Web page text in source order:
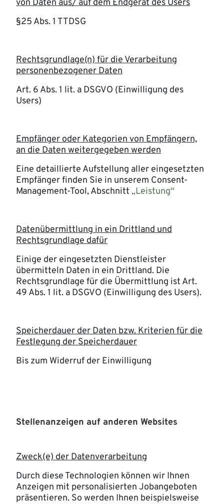
von Daten aus/ auf dem Endgerät des Users
§25 Abs. 1 TTDSG
Rechtsgrundlage(n) für die Verarbeitung
personenbezogener Daten
Art. 6 Abs. 1 lit. a DSGVO (Einwilligung des
Users)
Empfänger oder Kategorien von Empfängern,
an die Daten weitergegeben werden
Eine detaillierte Aufstellung aller eingesetzten
Empfänger finden Sie in unserem Consent-
Management-Tool, Abschnitt „Leistung“
Datenübermittlung in ein Drittland und
Rechtsgrundlage dafür
Einige der eingesetzten Dienstleister
übermitteln Daten in ein Drittland. Die
Rechtsgrundlage für die Übermittlung ist Art.
49 Abs. 1 lit. a DSGVO (Einwilligung des Users).
Speicherdauer der Daten bzw. Kriterien für die
Festlegung der Speicherdauer
Bis zum Widerruf der Einwilligung
Stellenanzeigen auf anderen Websites
Zweck(e) der Datenverarbeitung
Durch diese Technologien können wir Ihnen
Anzeigen mit personalisierten Jobangeboten
präsentieren. So werden Ihnen beispielsweise